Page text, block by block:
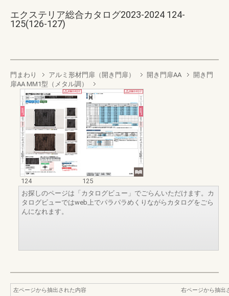
エクステリア総合カタログ2023-2024 124-
125(126-127)
門まわり アルミ形材門扉（開き門扉） 開き門扉AA
開き門
扉AA MM1型（メタル調）
124
125
お探しのページは「カタログビュー」でごらんいただけます。カ
タログビューではweb上でパラパラめくりながらカタログをごら
んになれます。
左ページから抽出された内容
右ページから抽出